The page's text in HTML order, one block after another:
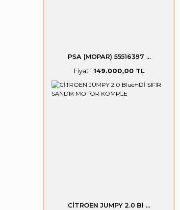
PSA (MOPAR) 55516397 ...
Fiyat : 149.000,00 TL
CİTROEN JUMPY 2.0 Bl ...